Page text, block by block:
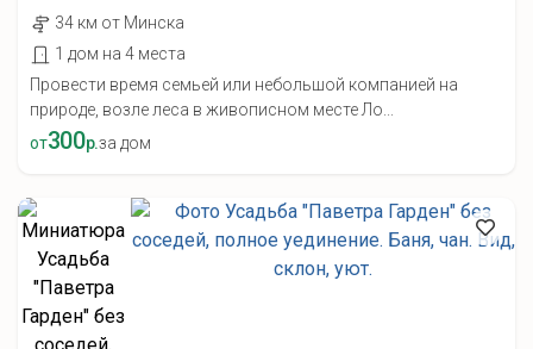
34 км от Минска
1 дом на 4 места
Провести время семьей или небольшой компанией на
природе, возле леса в живописном месте Ло...
от300р.за дом